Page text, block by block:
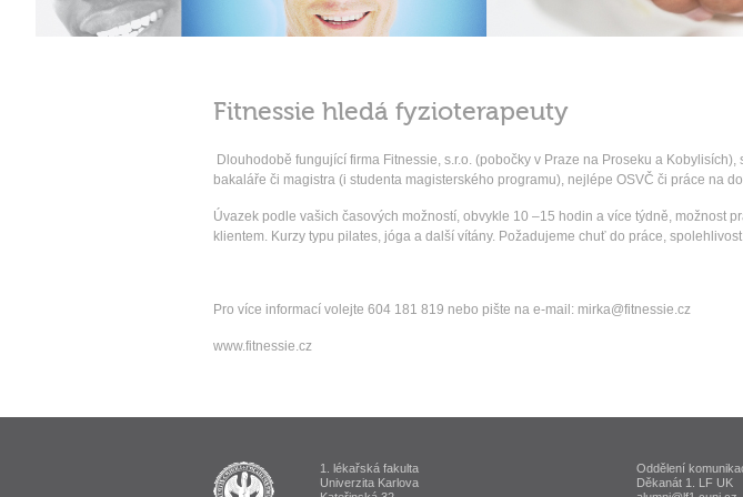
Fitnessie hledá fyzioterapeuty
Dlouhodobě fungující firma Fitnessie, s.r.o. (pobočky v Praze na Proseku a
bakaláře či magistra (i studenta magisterského programu), nejlépe OSVČ či práce na
Úvazek podle vašich časových možností, obvykle 10 –15 hodin a více týdně,
klientem. Kurzy typu pilates, jóga a další vítány. Požadujeme chuť do práce,
Pro více informací volejte 604 181 819 nebo pište na e-mail: mirka@fitnessie.cz
www.fitnessie.cz
ALUMNI 1. lékařská fakulta Univerzita Karlova v Praze
1. lékařská fakulta
Univerzita Karlova
Oddělení
Děkanát 1. LF UK